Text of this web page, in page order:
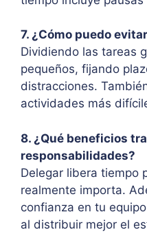
7. ¿Cómo puedo
Dividiendo las tareas
pequeños, fijando
distracciones.
actividades más
8. ¿Qué beneficios
responsabilidades?
Delegar libera tiempo
realmente importa.
confianza en tu
al distribuir mejor el